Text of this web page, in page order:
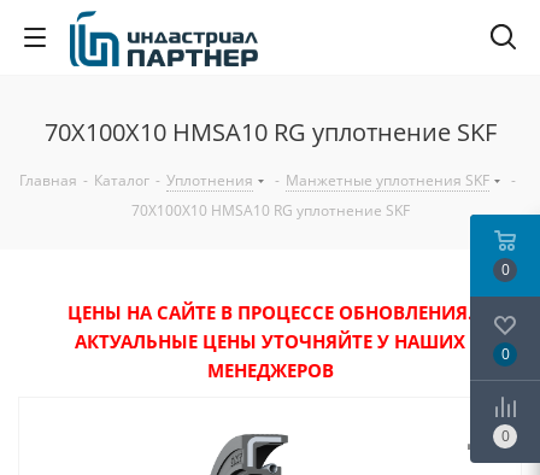
70X100X10 HMSA10 RG уплотнение SKF
Главная - Каталог - Уплотнения - Манжетные уплотнения SKF
-
70X100X10 HMSA10 RG уплотнение SKF
ЦЕНЫ НА САЙТЕ В ПРОЦЕССЕ ОБНОВЛЕНИЯ.
АКТУАЛЬНЫЕ ЦЕНЫ УТОЧНЯЙТЕ У НАШИХ
МЕНЕДЖЕРОВ
0
0
0